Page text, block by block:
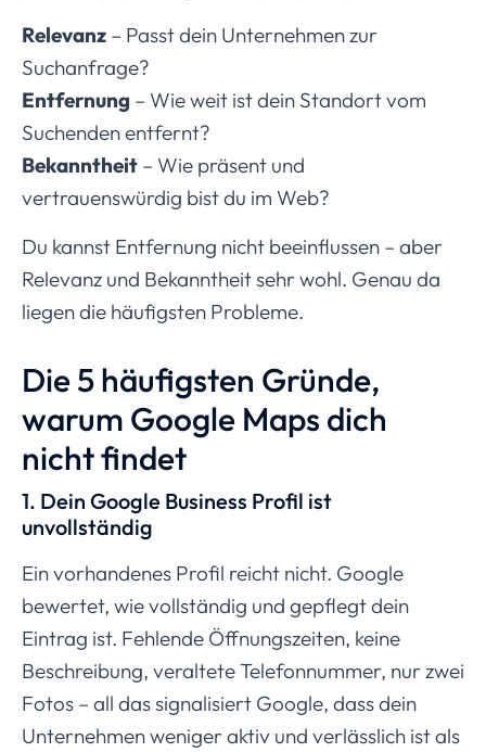
Relevanz – Passt dein Unternehmen zur
Suchanfrage?
Entfernung – Wie weit ist dein Standort vom
Suchenden entfernt?
Bekanntheit – Wie präsent und
vertrauenswürdig bist du im Web?
Du kannst Entfernung nicht beeinflussen – aber
Relevanz und Bekanntheit sehr wohl. Genau da
liegen die häufigsten Probleme.
Die 5 häufigsten Gründe,
warum Google Maps dich
nicht findet
1. Dein Google Business Profil ist
unvollständig
Ein vorhandenes Profil reicht nicht. Google
bewertet, wie vollständig und gepflegt dein
Eintrag ist. Fehlende Öffnungszeiten, keine
Beschreibung, veraltete Telefonnummer, nur zwei
Fotos – all das signalisiert Google, dass dein
Unternehmen weniger aktiv und verlässlich ist als